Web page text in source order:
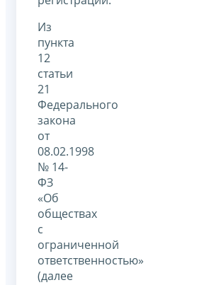
Из
пункта
12
статьи
21
Федерального
закона
от
08.02.1998
№ 14-
ФЗ
«Об
обществах
с
ограниченной
ответственностью»
(далее